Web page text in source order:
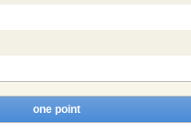
one point